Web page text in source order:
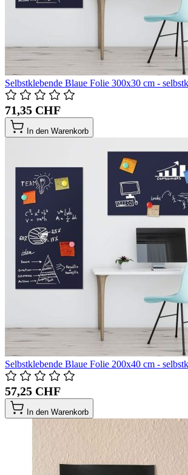
Selbstklebende Blaue Folie 300x30 cm -
71,35 CHF
In den Warenkorb
Selbstklebende Blaue Folie 200x40 cm -
57,25 CHF
In den Warenkorb